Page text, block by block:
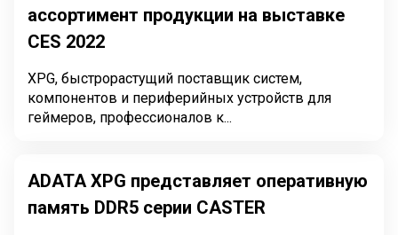
ассортимент продукции на выставке
CES 2022
XPG, быстрорастущий поставщик систем,
компонентов и периферийных устройств для
геймеров, профессионалов к...
ADATA XPG представляет оперативную
память DDR5 серии CASTER